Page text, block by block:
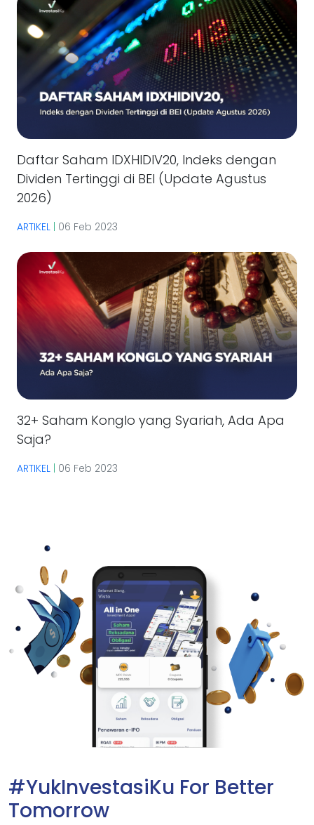
Daftar Saham IDXHIDIV20, Indeks dengan
Dividen Tertinggi di BEI (Update Agustus
2026)
ARTIKEL | 06 Feb 2023
32+ Saham Konglo yang Syariah, Ada Apa
Saja?
ARTIKEL 06 Feb 2023
#YukInvestasiKu For Better
Tomorrow